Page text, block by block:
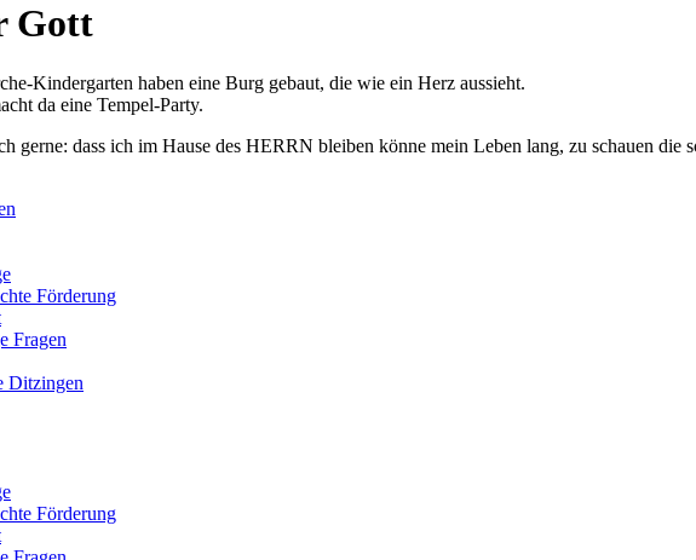
Gott
Kindergarten haben eine Burg gebaut, die wie ein Herz aussieht.
da eine Tempel-Party.
gerne: dass ich im Hause des HERRN bleiben könne mein Leben lang, zu schauen die
Förderung
Fragen
Ditzingen
Förderung